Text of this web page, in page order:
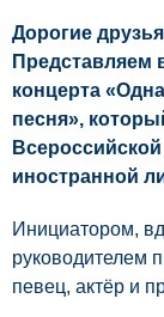
Дорогие
Представляем
концерта
песня»,
иностранной
Инициатором,
руководителем
певец, актёр и